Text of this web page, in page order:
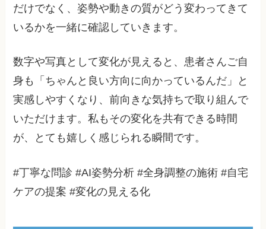
だけでなく、姿勢や動きの質がどう変わってきて
いるかを一緒に確認していきます。
数字や写真として変化が見えると、患者さんご自
身も「ちゃんと良い方向に向かっているんだ」と
実感しやすくなり、前向きな気持ちで取り組んで
いただけます。私もその変化を共有できる時間
が、とても嬉しく感じられる瞬間です。
#丁寧な問診 #AI姿勢分析 #全身調整の施術 #自宅
ケアの提案 #変化の見える化